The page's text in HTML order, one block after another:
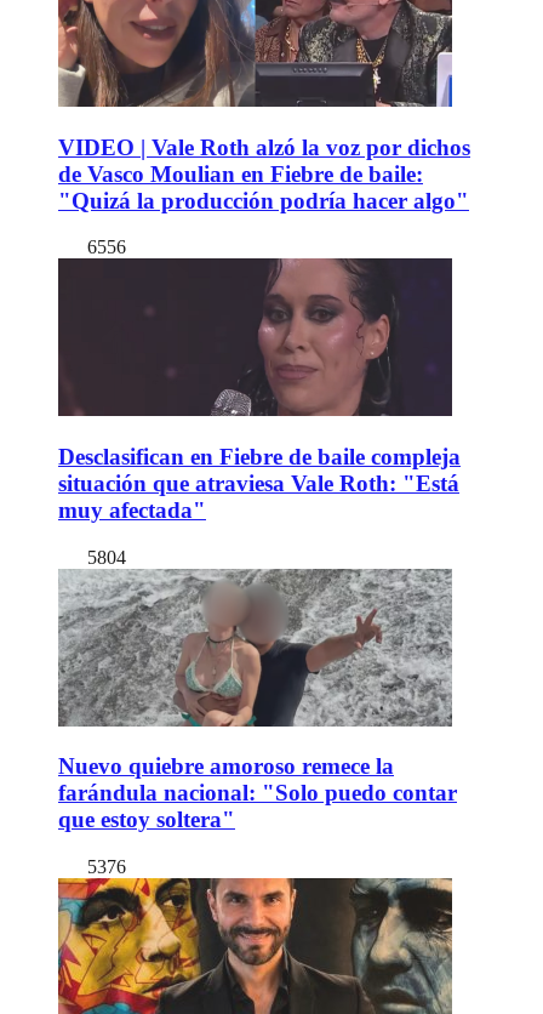
VIDEO | Vale Roth alzó la voz por dichos
de Vasco Moulian en Fiebre de baile:
"Quizá la producción podría hacer algo"
6556
Desclasifican en Fiebre de baile compleja
situación que atraviesa Vale Roth: "Está
muy afectada"
5804
Nuevo quiebre amoroso remece la
farándula nacional: "Solo puedo contar
que estoy soltera"
5376